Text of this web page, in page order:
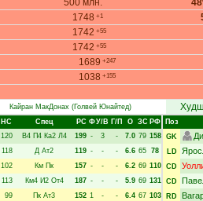
500 млн.
1748 +1
1742 +55
1742 +55
1689 +247
1038 +155
Кайран МакДонах(Голвей Юнайтед)
НC Спец РC ФУ/В Г/П О ЗС РФ
120 В4 П4 Ка2 Л4 199 - 3 - 7.0 79 158
118 Д Ат2 119 - - - 6.6 65 78
102 Км Пк 157 - - - 6.2 69 110
113 Км4 И2 От4 187 - - - 5.9 69 131
99 Пк Ат3 152 1 - - 6.4 67 103
Поз
GK
LD
CD
CD
RD